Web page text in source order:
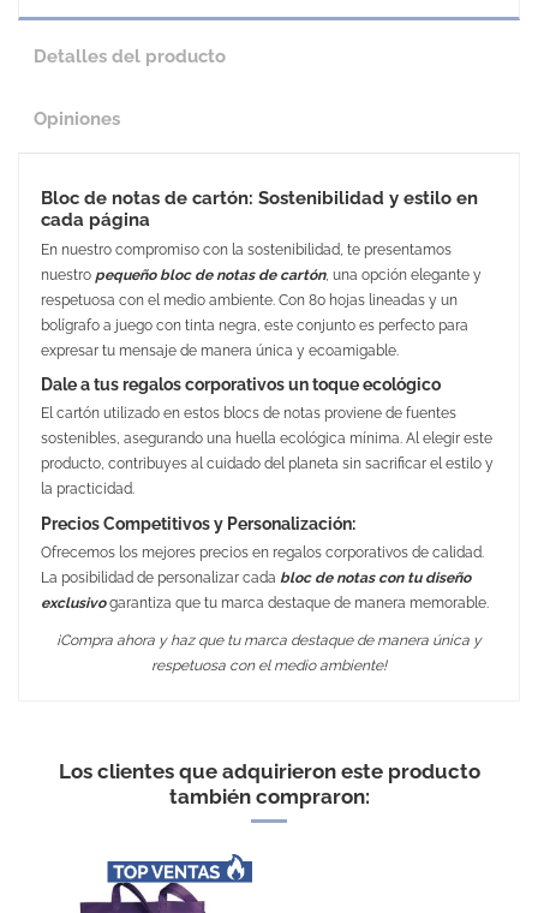
Detalles del producto
Opiniones
Bloc de notas de cartón: Sostenibilidad y estilo en
cada página
En nuestro compromiso con la sostenibilidad, te presentamos
nuestro pequeño bloc de notas de cartón, una opción elegante y
respetuosa con el medio ambiente. Con 80 hojas lineadas y un
bolígrafo a juego con tinta negra, este conjunto es perfecto para
expresar tu mensaje de manera única y ecoamigable.
Dale a tus regalos corporativos un toque ecológico
El cartón utilizado en estos blocs de notas proviene de fuentes
sostenibles, asegurando una huella ecológica mínima. Al elegir este
producto, contribuyes al cuidado del planeta sin sacrificar el estilo y
la practicidad.
Precios Competitivos y Personalización:
Ofrecemos los mejores precios en regalos corporativos de calidad.
La posibilidad de personalizar cada bloc de notas con tu diseño
exclusivogarantiza que tu marca destaque de manera memorable.
¡Compra ahora y haz que tu marca destaque de manera única y
respetuosa con el medio ambiente!
Kraftpaper 350 gsm / Plástico /
paper 70 gsm
Área de marcaje
Los clientes que adquirieron este producto
también compraron: